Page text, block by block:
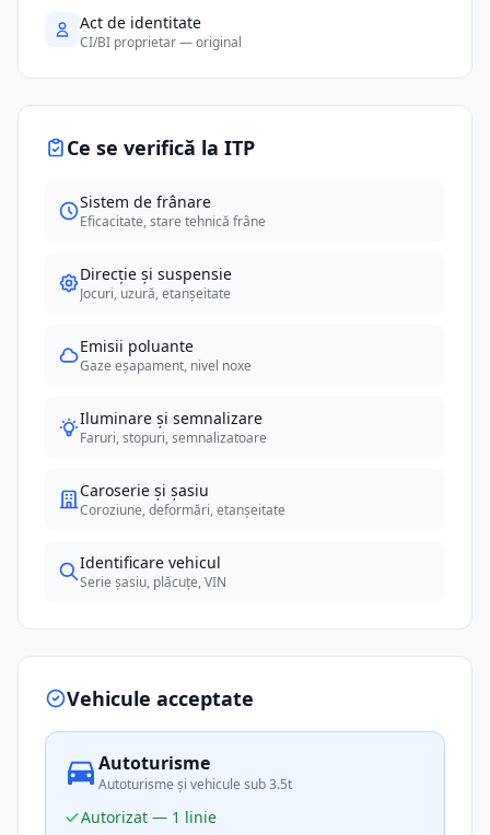
Act de identitate
CI/BI proprietar — original
Ce se verifică la ITP
Sistem de frânare
Eficacitate, stare tehnică frâne
Direcție și suspensie
Jocuri, uzură, etanșeitate
Emisii poluante
Gaze eșapament, nivel noxe
Iluminare și semnalizare
Faruri, stopuri, semnalizatoare
Caroserie și șasiu
Coroziune, deformări, etanșeitate
Identificare vehicul
Serie șasiu, plăcuțe, VIN
Vehicule acceptate
Autoturisme
Autoturisme și vehicule sub 3.5t
Autorizat — 1 linie